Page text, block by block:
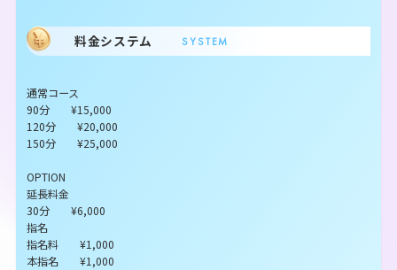
料金システム SYSTEM
通常コース
90分 ¥15,000
120分 ¥20,000
150分 ¥25,000
OPTION
延長料金
30分 ¥6,000
指名
指名料 ¥1,000
本指名 ¥1,000